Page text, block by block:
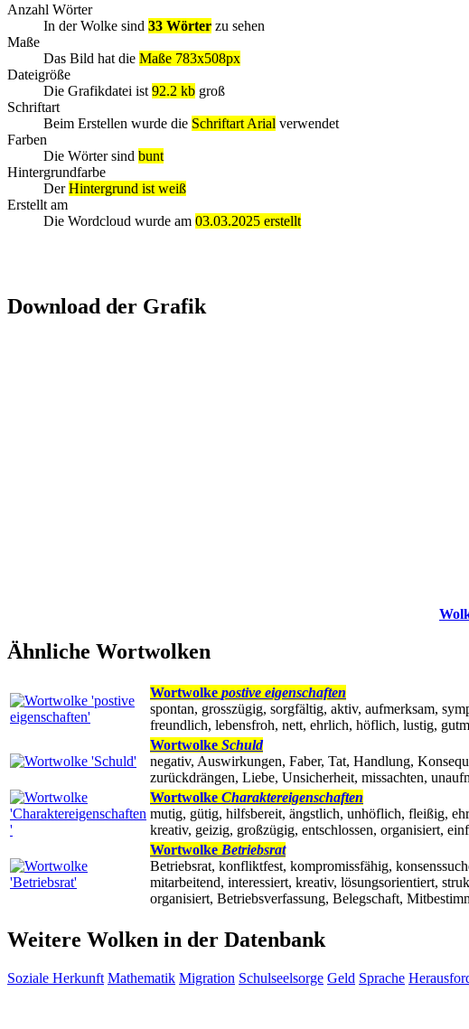
Anzahl Wörter
In der Wolke sind 33 Wörter zu sehen
Maße
Das Bild hat die Maße 783x508px
Dateigröße
Die Grafikdatei ist 92.2 kb groß
Schriftart
Beim Erstellen wurde die Schriftart Arial verwendet
Farben
Die Wörter sind bunt
Hintergrundfarbe
DerHintergrund ist weiß
Erstellt am
Die Wordcloud wurde am 03.03.2025 erstellt
Download der Grafik
Ähnliche Wortwolken
Wortwolke postive eigenschaften
spontan, grosszügig, sorgfältig, aktiv, aufmerksam,
freundlich, lebensfroh, nett, ehrlich, höflich, lustig,
Wortwolke Schuld
negativ, Auswirkungen, Faber, Tat, Handlung,
zurückdrängen, Liebe, Unsicherheit, missachten,
Wortwolke Charaktereigenschaften
mutig, gütig, hilfsbereit, ängstlich, unhöflich, fleißig,
kreativ, geizig, großzügig, entschlossen, organisiert,
Wortwolke Betriebsrat
Betriebsrat, konfliktfest, kompromissfähig,
mitarbeitend, interessiert, kreativ, lösungsorientiert,
organisiert, Betriebsverfassung, Belegschaft,
Weitere Wolken in der Datenbank
Soziale Herkunft Mathematik Migration Schulseelsorge Geld Sprache